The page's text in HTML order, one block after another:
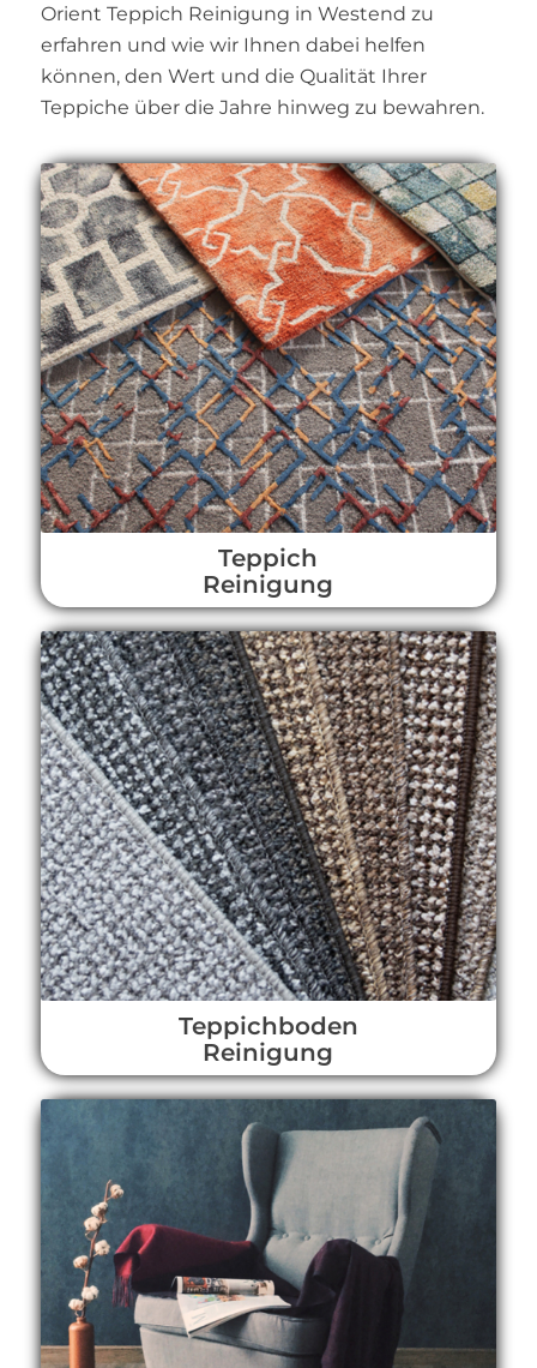
Orient Teppich Reinigung in Westend zu
erfahren und wie wir Ihnen dabei helfen
können, den Wert und die Qualität Ihrer
Teppiche über die Jahre hinweg zu bewahren.
Teppich
Reinigung
Teppichboden
Reinigung